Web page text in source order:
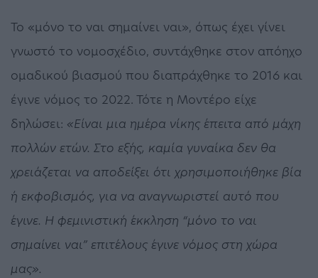
Το «μόνο το ναι σημαίνει ναι», όπως έχει γίνει
γνωστό το νομοσχέδιο, συντάχθηκε στον απόηχο
ομαδικού βιασμού που διαπράχθηκε το 2016 και
έγινε νόμος το 2022. Τότε η Μοντέρο είχε
δηλώσει: «Είναι μια ημέρα νίκης έπειτα από μάχη
πολλών ετών. Στο εξής, καμία γυναίκα δεν θα
χρειάζεται να αποδείξει ότι χρησιμοποιήθηκε βία
ή εκφοβισμός, για να αναγνωριστεί αυτό που
έγινε. Η φεμινιστική έκκληση “μόνο το ναι
σημαίνει ναι” επιτέλους έγινε νόμος στη χώρα
μας».